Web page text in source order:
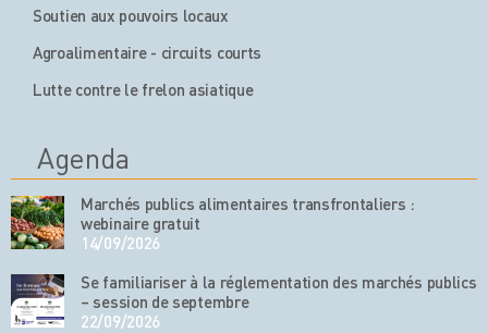
Soutien aux pouvoirs locaux
Agroalimentaire - circuits courts
Lutte contre le frelon asiatique
Agenda
Marchés publics alimentaires transfrontaliers :
webinaire gratuit
14/09/2026
Se familiariser à la réglementation des marchés publics
– session de septembre
22/09/2026